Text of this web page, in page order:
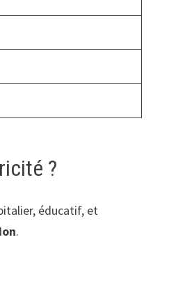
?
éducatif, et
.